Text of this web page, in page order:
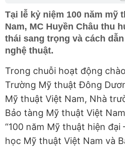
Tại lễ kỷ niệm 100 năm mỹ
Nam, MC Huyền Châu thu
thái sang trọng và cách
nghệ thuật.
Trong chuỗi hoạt động
Trường Mỹ thuật Đông
Mỹ thuật Việt Nam, Nhà
Bảo tàng Mỹ thuật Việt
“100 năm Mỹ thuật hiện đại
học Mỹ thuật Việt Nam và